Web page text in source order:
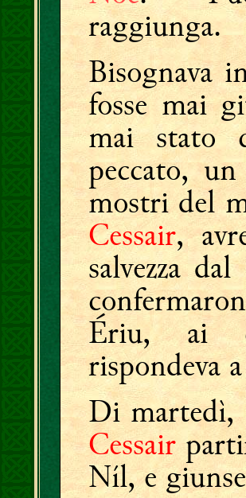
raggiunga.
Bisognava
fosse mai
mai stato
peccato,
mostri del
Cessair,
salvezza
Ériu, ai
rispondeva
Di martedì,
Cessair
Níl, e